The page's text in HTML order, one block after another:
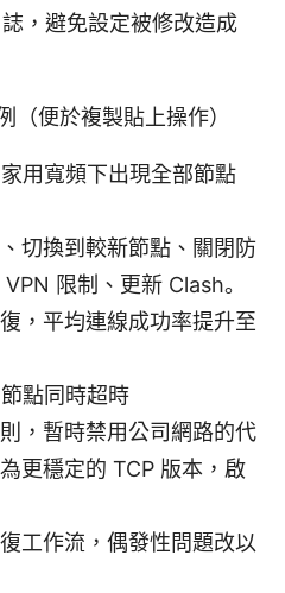
，避免設定被修改造成
（便於複製貼上操作）
用寬頻下出現全部節點
切換到較新節點、關閉防
限制、更新 Clash。
，平均連線成功率提升至
點同時超時
，暫時禁用公司網路的代
更穩定的 TCP 版本，啟
工作流，偶發性問題改以